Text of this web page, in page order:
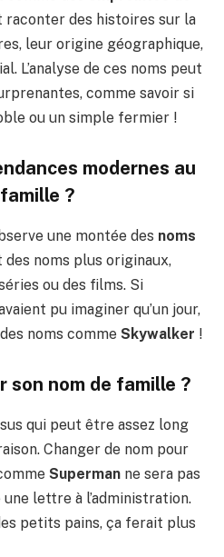
raconter des histoires sur la
leur origine géographique,
L’analyse de ces noms peut
comme savoir si
ou un simple fermier !
modernes au
?
une montée des noms
des noms plus originaux,
ou des films. Si
pu imaginer qu’un jour,
noms comme Skywalker !
son nom de famille ?
qui peut être assez long
Changer de nom pour
Superman ne sera pas
lettre à l’administration.
petits pains, ça ferait plus